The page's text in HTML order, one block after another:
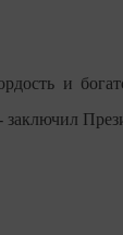
и
заключил